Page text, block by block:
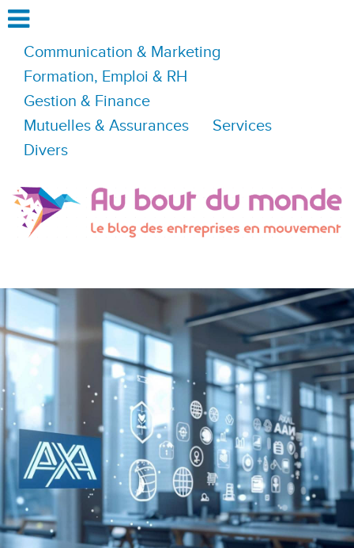
Communication & Marketing
Formation, Emploi & RH
Gestion & Finance
Mutuelles & Assurances
Services
Divers